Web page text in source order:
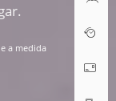
a medida
ABRIR TICKET